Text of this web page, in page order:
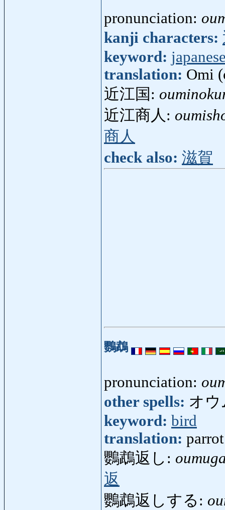
pronunciation:
kanji characters:
keyword:
translation: Omi
近江国:
近江商人:
商人
check also: 滋賀
鸚鵡
pronunciation:
other spells: オウ
keyword: bird
translation: parrot
鸚鵡返し:
返
鸚鵡返しする: